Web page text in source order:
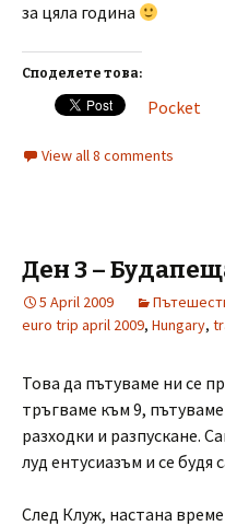
за цяла година
Споделете това:
Pocket
View all 8 comments
Ден 3 –
5 April 2009
euro trip april 2009, Hungary,
Това да пътуваме ни се
тръгваме към 9,
разходки и разпускане.
луд ентусиазъм и се
След Клуж, настана